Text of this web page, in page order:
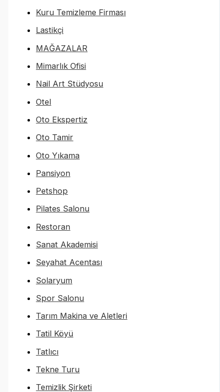
Kuru Temizleme Firması
Lastikçi
MAĞAZALAR
Mimarlık Ofisi
Nail Art Stüdyosu
Otel
Oto Ekspertiz
Oto Tamir
Oto Yıkama
Pansiyon
Petshop
Pilates Salonu
Restoran
Sanat Akademisi
Seyahat Acentası
Solaryum
Spor Salonu
Tarım Makina ve Aletleri
Tatil Köyü
Tatlıcı
Tekne Turu
Temizlik Şirketi